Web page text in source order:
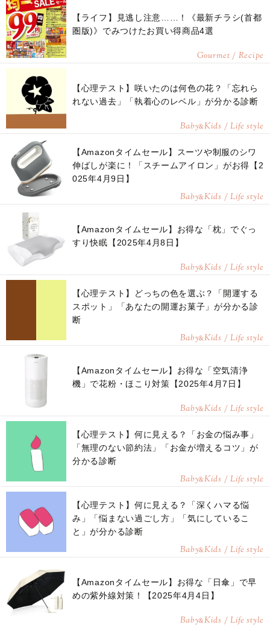
【ライフ】見逃し注意……！《最新チラシ(首都
圏版)》でみつけたお買い得商品4選
Gourmet / Recipe
【心理テスト】咲いたのは何色の花？「忘れら
れない過去」「執着心のレベル」が分かる診断
Baby&Kids / Life style
【Amazonタイムセール】スーツや制服のシワ
伸ばしが楽に！「スチームアイロン」がお得【2
025年4月9日】
Baby&Kids / Life style
【Amazonタイムセール】お得な「枕」でぐっ
すり快眠【2025年4月8日】
Baby&Kids / Life style
【心理テスト】どっちの色を選ぶ？「開運する
スポット」「あなたの開運お菓子」が分かる診
断
Baby&Kids / Life style
【Amazonタイムセール】お得な「空気清浄
機」で花粉・ほこり対策【2025年4月7日】
Baby&Kids / Life style
【心理テスト】何に見える？「お金の悩み事」
「無理のない節約法」「お金が増えるコツ」が
分かる診断
Baby&Kids / Life style
【心理テスト】何に見える？「深くハマる悩
み」「悩まない過ごし方」「気にしているこ
と」が分かる診断
Baby&Kids / Life style
【Amazonタイムセール】お得な「日傘」で早
めの紫外線対策！【2025年4月4日】
Baby&Kids / Life style